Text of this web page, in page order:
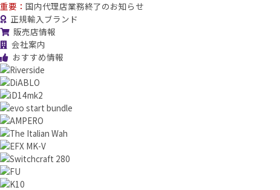
重要： 国内代理店業務終了のお知らせ
正規輸入ブランド
販売店情報
会社案内
おすすめ情報